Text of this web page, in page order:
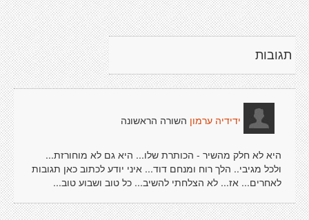
תגובות
ידידיה ערמון השורה הראשונה
היא לא חלק מהשיר - הכותרת שלו... היא גם לא מוחורזת...
ולכל מגיבי.. הלך רוח ומנחם דוד... איני יודע לכתוב כאן תגובות
לאחרים... אז... לא הצלחתי להשיב... כל טוב ושבוע טוב...